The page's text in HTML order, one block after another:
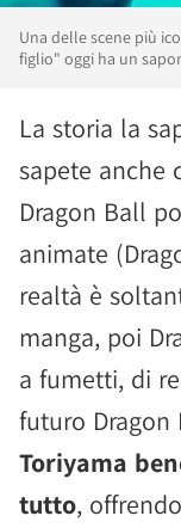
Una delle scene più
figlio" oggi ha un
La storia la
sapete anche
Dragon Ball
animate
realtà è
manga, poi
a fumetti, di
futuro Dragon
Toriyama
tutto,